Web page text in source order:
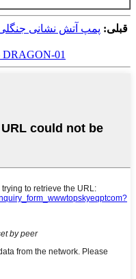
قبلی: پمپ آتش نشانی
شاسی ربات زنجیری کوچک DRAGON-01